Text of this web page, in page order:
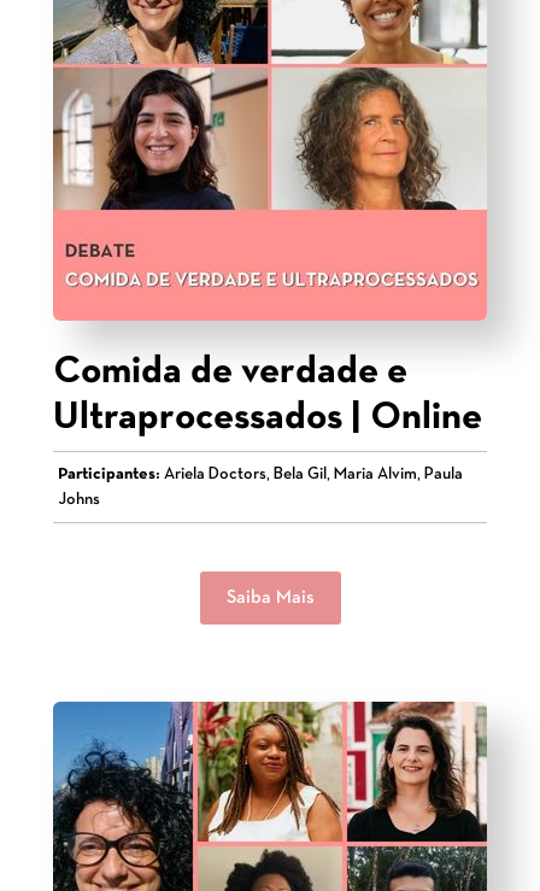
Comida de verdade e
Ultraprocessados | Online
Participantes: Ariela Doctors, Bela Gil, Maria Alvim, Paula
Johns
Saiba Mais